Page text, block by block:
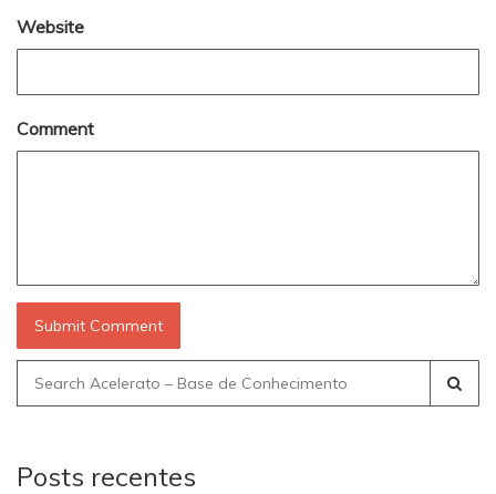
Website
Comment
Search
for:
Posts recentes